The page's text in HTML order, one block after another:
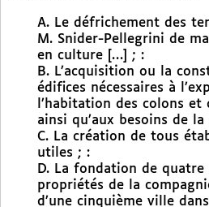
A. Le défrichement des
M. Snider-Pellegrini de
en culture […] ; :
B. L’acquisition ou la
édifices nécessaires à
l’habitation des colons et
ainsi qu’aux besoins de
C. La création de tous
utiles ; :
D. La fondation de
propriétés de la
d’une cinquième ville